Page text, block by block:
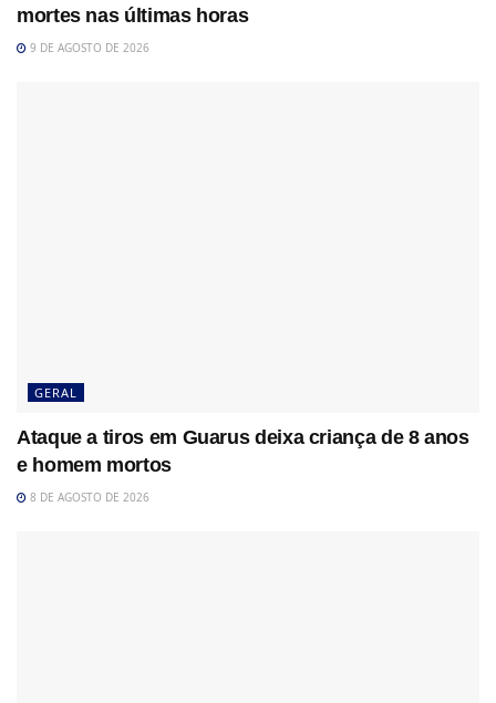
mortes nas últimas horas
9 DE AGOSTO DE 2026
GERAL
Ataque a tiros em Guarus deixa criança de 8 anos
e homem mortos
8 DE AGOSTO DE 2026